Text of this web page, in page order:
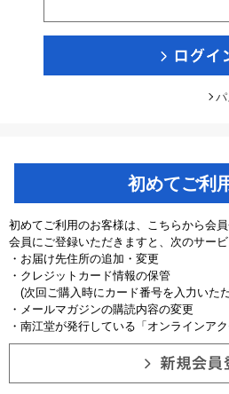
初めてご利
初めてご利用のお客様は、こちらから会員
会員にご登録いただきますと、次のサー
・お届け先住所の追加・変更
・クレジットカード情報の保管
(次回ご購入時にカード番号を入力いた
・メールマガジンの購読内容の変更
・南江堂が発行している「オンラインア